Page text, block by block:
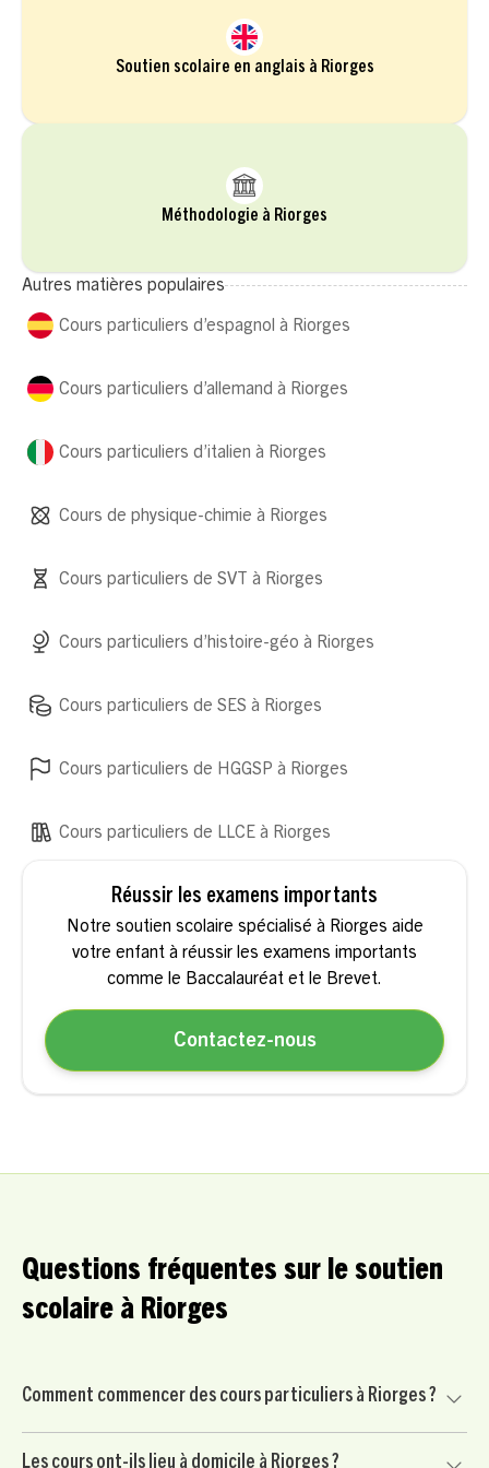
Soutien scolaire en anglais à Riorges
Méthodologie à Riorges
Autres matières populaires
Cours particuliers d’espagnol à Riorges
Cours particuliers d’histoire-géo à Riorges
Cours particuliers de SES à Riorges
Cours particuliers de HGGSP à Riorges
Cours particuliers de LLCE à Riorges
Cours particuliers d’allemand à Riorges
Cours particuliers d’italien à Riorges
Cours de physique-chimie à Riorges
Cours particuliers de SVT à Riorges
Réussir les examens importants
Notre soutien scolaire spécialisé à Riorges aide
votre enfant à réussir les examens importants
comme le Baccalauréat et le Brevet.
Contactez-nous
Questions fréquentes sur le soutien
scolaire à Riorges
Comment commencer des cours particuliers à Riorges ?
Les cours ont-ils lieu à domicile à Riorges ?